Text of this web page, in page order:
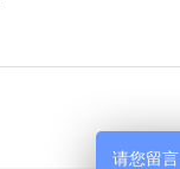
请您留言